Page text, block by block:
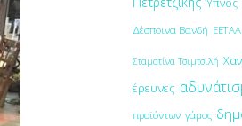
Ύπνος
Δέσποινα Βανδή ΕΕΤΑΑ
Σταματίνα Τσιμτσιλή
έρευνες
προϊόντων γάμος